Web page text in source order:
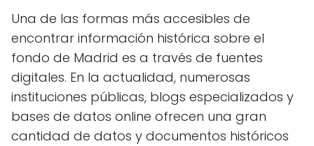
Una de las formas más accesibles de
encontrar información histórica sobre el
fondo de Madrid es a través de fuentes
digitales. En la actualidad, numerosas
instituciones públicas, blogs especializados y
bases de datos online ofrecen una gran
cantidad de datos y documentos históricos